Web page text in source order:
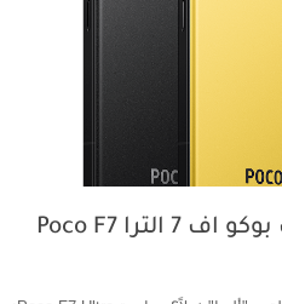
سعر ومواصفات هاتف بوكو اف 7 الترا Poco F7